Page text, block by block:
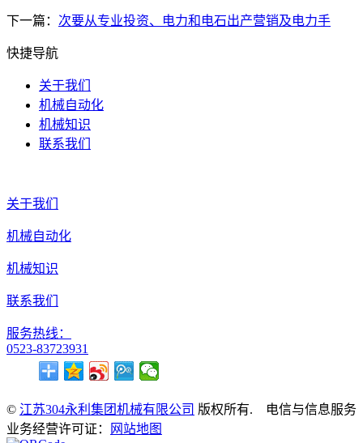
下一篇： 次要从专业投资、电力和电石出产营销及电力手
快捷导航
关于我们
机械自动化
机械知识
联系我们
关于我们
机械自动化
机械知识
联系我们
服务热线：
0523-83723931
© 江苏304永利集团机械有限公司 版权所有. 电信与信息服务
业务经营许可证：
网站地图